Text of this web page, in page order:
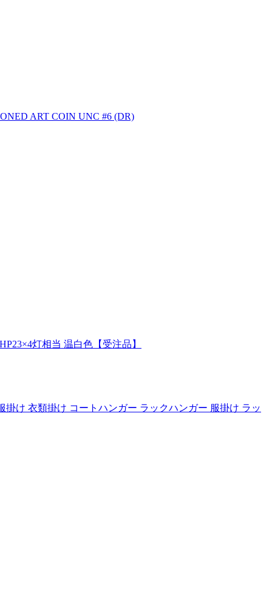
ART COIN UNC #6 (DR)
灯相当 温白色【受注品】
掛け 衣類掛け コートハンガー ラックハンガー 服掛け ラッ